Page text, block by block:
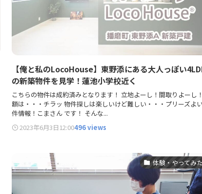
【俺と私のLocoHouse】東野添にある大人っぽい
の新築物件を見学！蓮池小学校近く
こちらの物件は成約済みとなります！ 立地よーし！間取りよーし
額は・・・チラッ 物件探しは楽しいけど難しい・・・プリーズよ
件情報！こまさん です！ そんな...
2023年6月3日12:00496 views
体験・やってみ